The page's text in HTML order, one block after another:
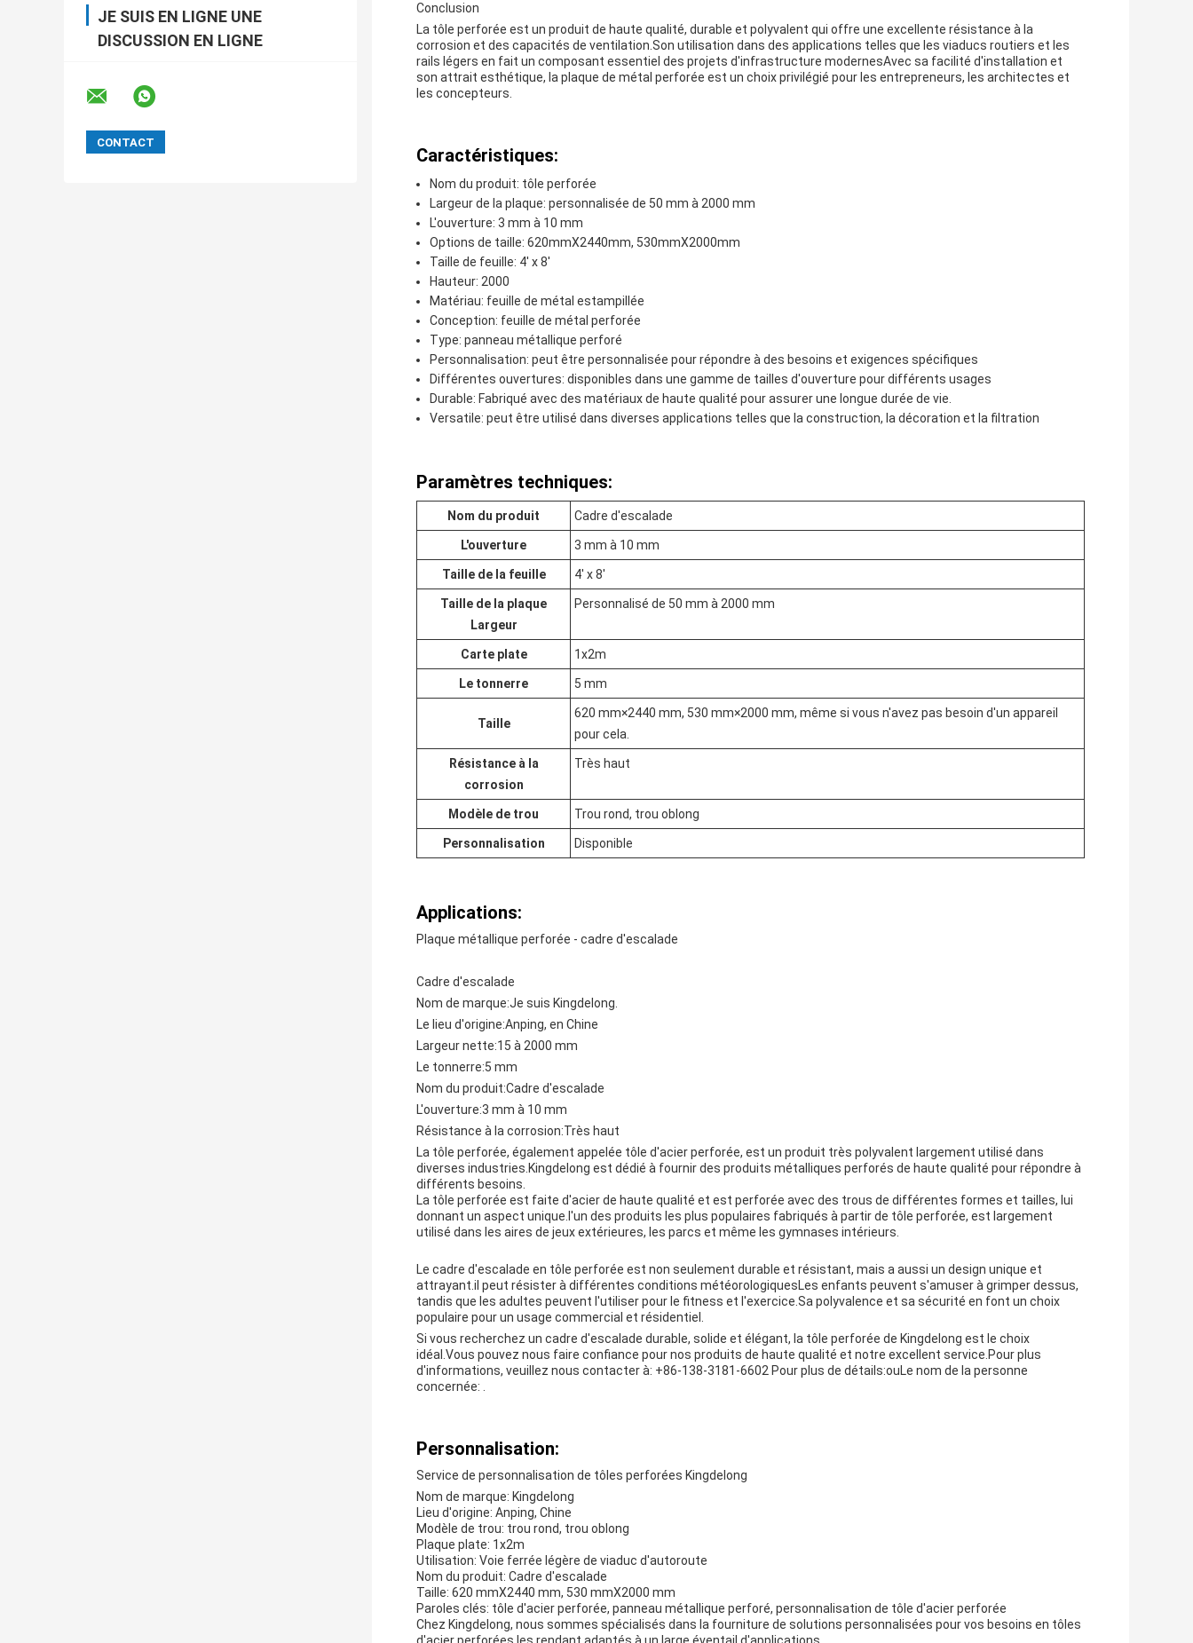
JE SUIS EN LIGNE UNE
DISCUSSION EN LIGNE
Conclusion
La tôle perforée est un produit de haute qualité, durable et polyvalent qui offre une excellente résistance à la
corrosion et des capacités de ventilation.Son utilisation dans des applications telles que les viaducs routiers et les
rails légers en fait un composant essentiel des projets d'infrastructure modernesAvec sa facilité d'installation et
son attrait esthétique, la plaque de métal perforée est un choix privilégié pour les entrepreneurs, les architectes et
les concepteurs.
Caractéristiques:
Nom du produit: tôle perforée
Largeur de la plaque: personnalisée de 50 mm à 2000 mm
L'ouverture: 3 mm à 10 mm
Options de taille: 620mmX2440mm, 530mmX2000mm
Taille de feuille: 4' x 8'
Hauteur: 2000
Matériau: feuille de métal estampillée
Conception: feuille de métal perforée
Type: panneau métallique perforé
Personnalisation: peut être personnalisée pour répondre à des besoins et exigences spécifiques
Différentes ouvertures: disponibles dans une gamme de tailles d'ouverture pour différents usages
Durable: Fabriqué avec des matériaux de haute qualité pour assurer une longue durée de vie.
Versatile: peut être utilisé dans diverses applications telles que la construction, la décoration et la filtration
Paramètres techniques:
Nom du produit Cadre d'escalade
L'ouverture 3 mm à 10 mm
Taille de la feuille 4' x 8'
Taille de la plaque
Largeur
Personnalisé de 50 mm à 2000 mm
Carte plate 1x2m
Le tonnerre 5 mm
Taille
620 mm×2440 mm, 530 mm×2000 mm, même si vous n'avez pas besoin d'un appareil
pour cela.
Résistance à la
corrosion
Très haut
Modèle de trou Trou rond, trou oblong
Personnalisation Disponible
Applications:
Plaque métallique perforée - cadre d'escalade
Cadre d'escalade
Nom de marque:Je suis Kingdelong.
Le lieu d'origine:Anping, en Chine
Largeur nette:15 à 2000 mm
Le tonnerre:5 mm
Nom du produit:Cadre d'escalade
L'ouverture:3 mm à 10 mm
Résistance à la corrosion:Très haut
La tôle perforée, également appelée tôle d'acier perforée, est un produit très polyvalent largement utilisé dans
diverses industries.Kingdelong est dédié à fournir des produits métalliques perforés de haute qualité pour répondre à
différents besoins.
La tôle perforée est faite d'acier de haute qualité et est perforée avec des trous de différentes formes et tailles, lui
donnant un aspect unique.l'un des produits les plus populaires fabriqués à partir de tôle perforée, est largement
utilisé dans les aires de jeux extérieures, les parcs et même les gymnases intérieurs.
Le cadre d'escalade en tôle perforée est non seulement durable et résistant, mais a aussi un design unique et
attrayant.il peut résister à différentes conditions météorologiquesLes enfants peuvent s'amuser à grimper dessus,
tandis que les adultes peuvent l'utiliser pour le fitness et l'exercice.Sa polyvalence et sa sécurité en font un choix
populaire pour un usage commercial et résidentiel.
Si vous recherchez un cadre d'escalade durable, solide et élégant, la tôle perforée de Kingdelong est le choix
idéal.Vous pouvez nous faire confiance pour nos produits de haute qualité et notre excellent service.Pour plus
d'informations, veuillez nous contacter à: +86-138-3181-6602 Pour plus de détails:ouLe nom de la personne
concernée: .
Personnalisation:
Service de personnalisation de tôles perforées Kingdelong
Nom de marque: Kingdelong
Lieu d'origine: Anping, Chine
Modèle de trou: trou rond, trou oblong
Plaque plate: 1x2m
Utilisation: Voie ferrée légère de viaduc d'autoroute
Nom du produit: Cadre d'escalade
Taille: 620 mmX2440 mm, 530 mmX2000 mm
Paroles clés: tôle d'acier perforée, panneau métallique perforé, personnalisation de tôle d'acier perforée
Chez Kingdelong, nous sommes spécialisés dans la fourniture de solutions personnalisées pour vos besoins en tôles